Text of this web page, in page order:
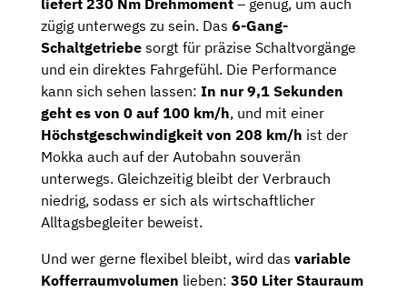
liefert 230 Nm Drehmoment – genug, um auch
zügig unterwegs zu sein. Das 6-Gang-
Schaltgetriebe sorgt für präzise Schaltvorgänge
und ein direktes Fahrgefühl. Die Performance
kann sich sehen lassen: In nur 9,1 Sekunden
geht es von 0 auf 100 km/h, und mit einer
Höchstgeschwindigkeit von 208 km/h ist der
Mokka auch auf der Autobahn souverän
unterwegs. Gleichzeitig bleibt der Verbrauch
niedrig, sodass er sich als wirtschaftlicher
Alltagsbegleiter beweist.
Und wer gerne flexibel bleibt, wird das variable
Kofferraumvolumen lieben: 350 Liter Stauraum